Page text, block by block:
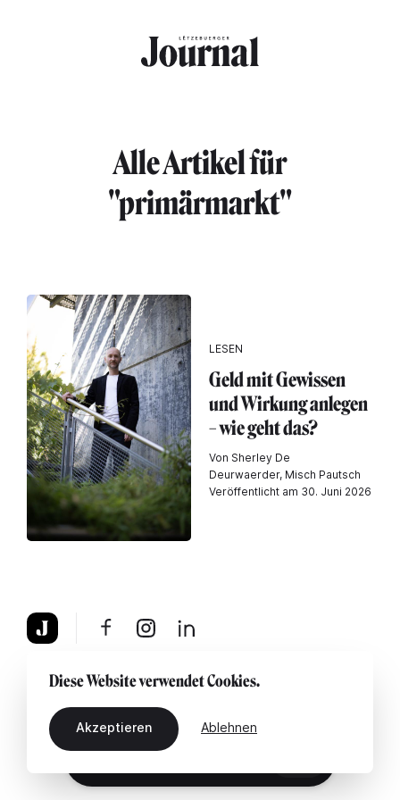
Alle Artikel für
"primärmarkt"
LESEN
Geld mit Gewissen
und Wirkung anlegen
– wie geht das?
Von Sherley De
Deurwaerder, Misch Pautsch
Veröffentlicht am 30. Juni 2026
Über uns Rechtshinweis Kontaktiere uns
Diese Website verwendet Cookies.
Akzeptieren Ablehnen